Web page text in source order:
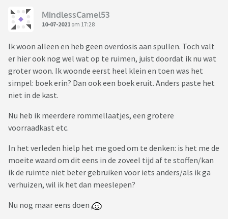
MindlessCamel53
10-07-2021 om 17:28
Ik woon alleen en heb geen overdosis aan spullen. Toch valt
er hier ook nog wel wat op te ruimen, juist doordat ik nu wat
groter woon. Ik woonde eerst heel klein en toen was het
simpel: boek erin? Dan ook een boek eruit. Anders paste het
niet in de kast.
Nu heb ik meerdere rommellaatjes, een grotere
voorraadkast etc.
In het verleden hielp het me goed om te denken: is het me de
moeite waard om dit eens in de zoveel tijd af te stoffen/kan
ik de ruimte niet beter gebruiken voor iets anders/als ik ga
verhuizen, wil ik het dan meeslepen?
Nu nog maar eens doen